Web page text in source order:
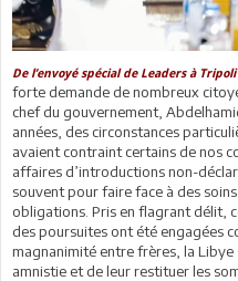
De l’envoyé spécial de Leaders à Tripoli
forte demande de nombreux
chef du gouvernement,
années, des circonstances
avaient contraint certains de nos
affaires d’introductions non-
souvent pour faire face à des
obligations. Pris en flagrant délit,
des poursuites ont été engagées
magnanimité entre frères, la
amnistie et de leur restituer les